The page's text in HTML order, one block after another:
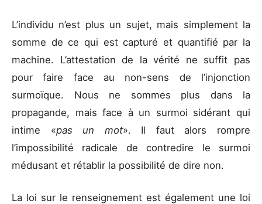
L’individu n’est plus un sujet, mais simplement la
somme de ce qui est capturé et quantifié par la
machine. L’attestation de la vérité ne suffit pas
pour faire face au non-sens de l’injonction
surmoïque. Nous ne sommes plus dans la
propagande, mais face à un surmoi sidérant qui
intime «pas un mot». Il faut alors rompre
l’impossibilité radicale de contredire le surmoi
médusant et rétablir la possibilité de dire non.
La loi sur le renseignement est également une loi